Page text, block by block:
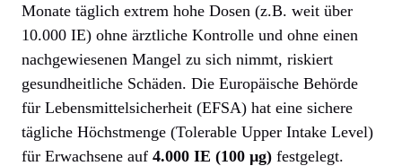
Monate täglich extrem hohe Dosen (z.B. weit über
10.000 IE) ohne ärztliche Kontrolle und ohne einen
nachgewiesenen Mangel zu sich nimmt, riskiert
gesundheitliche Schäden. Die Europäische Behörde
für Lebensmittelsicherheit (EFSA) hat eine sichere
tägliche Höchstmenge (Tolerable Upper Intake Level)
für Erwachsene auf 4.000 IE (100 µg) festgelegt.